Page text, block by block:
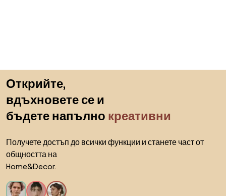
Открийте,
вдъхновете се и
бъдете напълно креативни
Получете достъп до всички функции и станете част от
общността на
Home&Decor.